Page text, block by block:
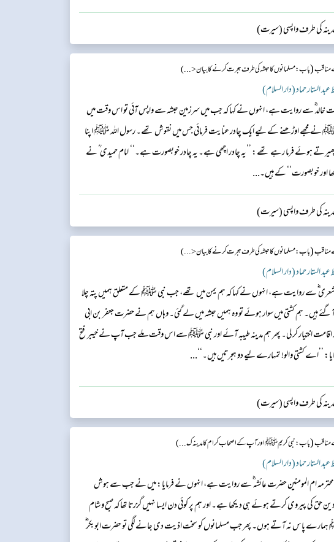
مدینہ کی طرف واپسی (سیرت)
مناقب(باب: مسلمانوں کا حبشہ کی طرف ہجرت کرنے کا بیان<...)
خالد‬ ؓ س‬ے روایت ہے، انہوں نے کہا کہ جب میں سرزمین حبشہ سے واپس آئی تو اس وقت میں
ﷺ نے مجھے اوڑھنے کے لیے ایک چادر عنایت فرمائی جس میں نقوش تھے۔ رسول اللہ ﷺ اپنا
ہوئے فرما رہے تھے: ’’یہ چادر اچھی ہے۔ یہ چادر خوبصورت ہے۔‘‘ امام حمیدی ؒ نے
اور خوبصورت‘‘ کے ہیں۔...
مدینہ کی طرف واپسی (سیرت)
مناقب(باب: مسلمانوں کا حبشہ کی طرف ہجرت کرنے کا بیان<...)
سے روایت ہے، انہوں نے کہا کہ ہم یمن میں تھے، جب نبی ﷺ کے متعلق ہمیں پتہ چلا
ہیں۔ ہم کشتی میں سوار ہوئے تو وہ ہمیں حبشہ میں لے گئی۔ وہاں ہم نے حضرت جعفر بن ابی
اقامت اختیار کر لی۔ پھر ہم مدینہ طیبہ آئے اور نبی ﷺ سے اس وقت ملے جب آپ نے خیبر فتح
’’اے کشتی والو! تمہارے لیے دو ہجرتیں ہیں۔‘‘...
مدینہ کی طرف واپسی (سیرت)
مناقب(باب: نبی کریم ﷺ اور آپ کے اصحاب کرام کا مدینہ ک...)
ام المومنین حضرت عائشہ‬ ؓ س‬ے روایت ہے، انہوں نے فرمایا: میں نے جب سے ہوش
حق کی پیروی کرتے ہوئے ہی دیکھا ہے۔ اور ہم پر کوئی دن ایسا نہیں گزرتا تھا کہ صبح و شام
پاس نہ آتے ہوں۔ پھر جب مسلمانوں کو سخت اذیت دی جانے لگی تو حضرت ابوبکر